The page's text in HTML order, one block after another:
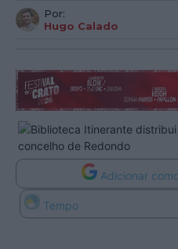
Por:
Hugo Calado
Adicionar
Tempo